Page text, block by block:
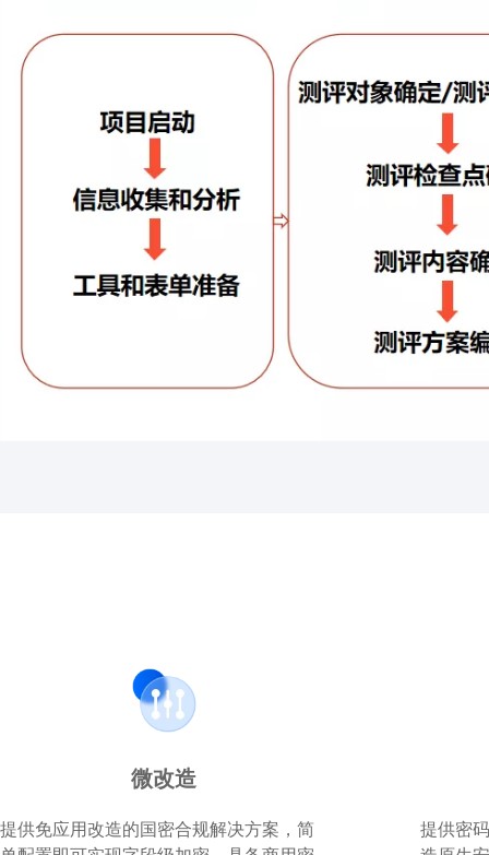
微改造
提供免应用改造的国密合规解决方案，简
提供密